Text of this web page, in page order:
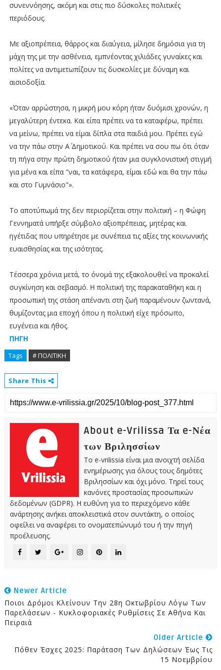
συνεννόησης, ακόμη και στις πιο δύσκολες πολιτικές
περιόδους.
Με αξιοπρέπεια, θάρρος και διαύγεια, μίλησε δημόσια για τη
μάχη της με την ασθένεια, εμπνέοντας χιλιάδες γυναίκες και
πολίτες να αντιμετωπίζουν τις δυσκολίες με δύναμη και
αισιοδοξία.
«Όταν αρρώστησα, η μικρή μου κόρη ήταν δυόμισι χρονών, η
μεγαλύτερη έντεκα. Και είπα πρέπει να τα καταφέρω, πρέπει
να μείνω, πρέπει να είμαι δίπλα στα παιδιά μου. Πρέπει εγώ
να την πάω στην Α΄ Δημοτικού. Και πρέπει να σου πω ότι όταν
τη πήγα στην πρώτη δημοτικού ήταν μια συγκλονιστική στιγμή
για μένα και είπα "ναι, τα κατάφερα, είμαι εδώ και θα την πάω
και στο Γυμνάσιο"».
Το αποτύπωμά της δεν περιορίζεται στην πολιτική – η Φώφη
Γεννηματά υπήρξε σύμβολο αξιοπρέπειας, μητέρας και
ηγέτιδας που υπηρέτησε με συνέπεια τις αξίες της κοινωνικής
ευαισθησίας και της ισότητας.
Τέσσερα χρόνια μετά, το όνομά της εξακολουθεί να προκαλεί
συγκίνηση και σεβασμό. Η πολιτική της παρακαταθήκη και η
προσωπική της στάση απέναντι στη ζωή παραμένουν ζωντανά,
θυμίζοντας μια εποχή όπου η πολιτική είχε πρόσωπο,
ευγένεια και ήθος.
ΠΗΓΗ
Tags # ΠΟΛΙΤΙΚΗ
Share This
About e-Vrilissa Τα e-Νέα
των Βριλησσίων
Το e-vrilissia είναι μια ανοιχτή σελίδα
ενημέρωσης για όλους τους δημότες
Βριλησσίων και όχι μόνο. Τηρεί τους
κανόνες προστασίας προσωπικών
δεδομένων (GDPR). Η ευθύνη για το περιεχόμενο κάθε
ανάρτησης ανήκει αποκλειστικά στον συντάκτη, ο οποίος
οφείλει να αναφέρει το ονοματεπώνυμό του ή την πηγή
προέλευσης.
Newer Article
Ποιοι Δρόμοι Κλείνουν Την 28η Οκτωβρίου Λόγω Των
Παρελάσεων - Κυκλοφοριακές Ρυθμίσεις Σε Αθήνα Και
Πειραιά
Older Article
Πόθεν Έσχες 2025: Παράταση Των Δηλώσεων Έως Τις
15 Νοεμβρίου